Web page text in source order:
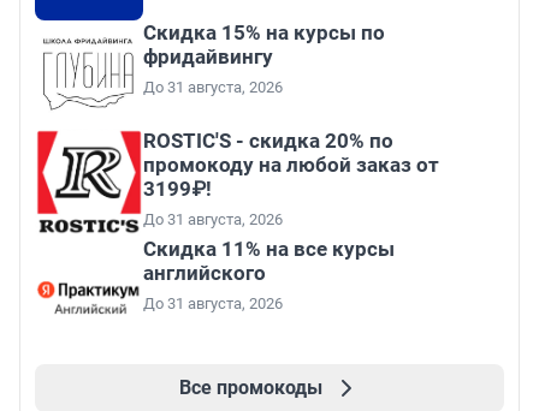
Скидка 15% на курсы по
фридайвингу
До 31 августа, 2026
ROSTIC'S - скидка 20% по
промокоду на любой заказ от
3199₽!
До 31 августа, 2026
Скидка 11% на все курсы
английского
До 31 августа, 2026
Все промокоды